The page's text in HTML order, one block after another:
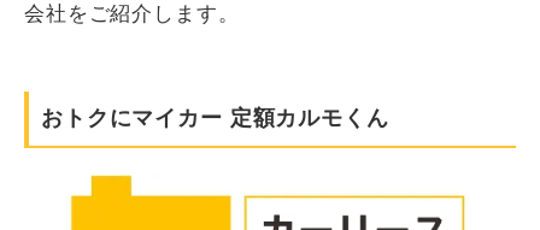
会社をご紹介します。
おトクにマイカー 定額カルモくん